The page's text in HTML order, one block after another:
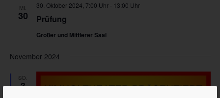
MI.
30 Prüfung
30. Oktober 2024, 7:00 Uhr- 13:00 Uhr
Großer und Mittlerer Saal
November 2024
SO.
3